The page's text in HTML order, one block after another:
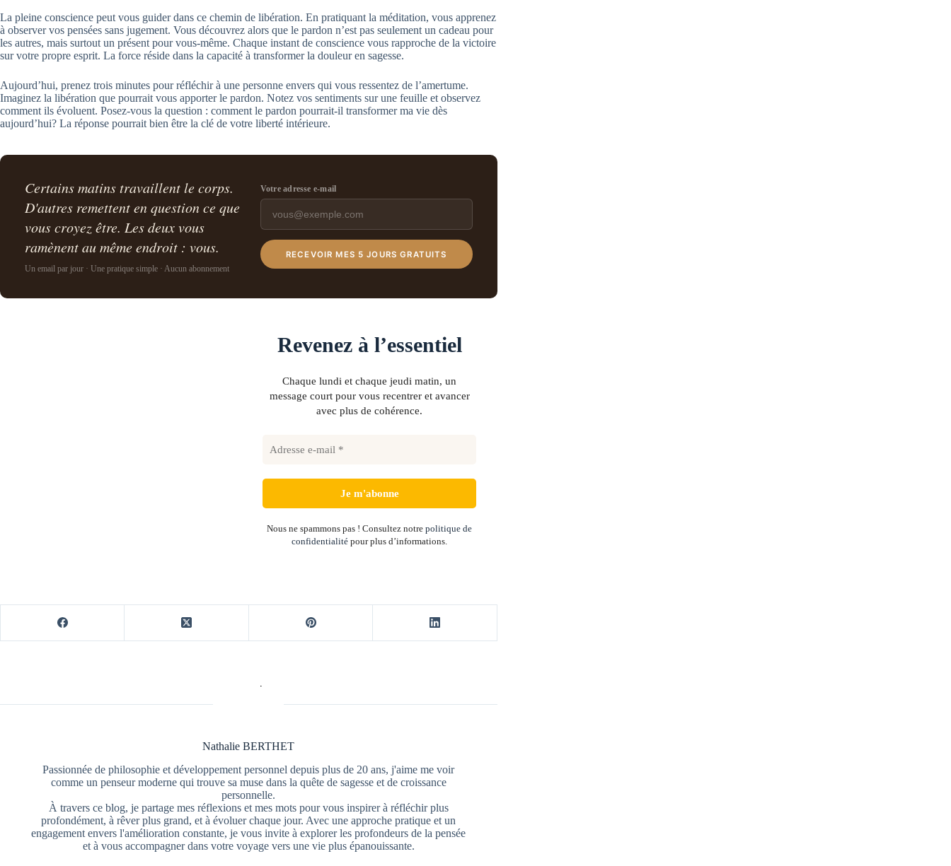
La pleine conscience peut vous guider dans ce chemin de libération. En pratiquant la méditation, vous apprenez
à observer vos pensées sans jugement. Vous découvrez alors que le pardon n’est pas seulement un cadeau pour
les autres, mais surtout un présent pour vous-même. Chaque instant de conscience vous rapproche de la victoire
sur votre propre esprit. La force réside dans la capacité à transformer la douleur en sagesse.
Aujourd’hui, prenez trois minutes pour réfléchir à une personne envers qui vous ressentez de l’amertume.
Imaginez la libération que pourrait vous apporter le pardon. Notez vos sentiments sur une feuille et observez
comment ils évoluent. Posez-vous la question : comment le pardon pourrait-il transformer ma vie dès
aujourd’hui? La réponse pourrait bien être la clé de votre liberté intérieure.
Certains matins travaillent le corps.
D'autres remettent en question ce que
vous croyez être. Les deux vous
ramènent au même endroit : vous.
Un email par jour · Une pratique simple · Aucun abonnement
Votre adresse e-mail
RECEVOIR MES 5 JOURS GRATUITS
Revenez à l’essentiel
Chaque lundi et chaque jeudi matin, un
message court pour vous recentrer et avancer
avec plus de cohérence.
Nous ne spammons pas ! Consultez notrepolitique de
confidentialité pour plus d’informations.
Nathalie BERTHET
Passionnée de philosophie et développement personnel depuis plus de 20 ans, j'aime me voir
comme un penseur moderne qui trouve sa muse dans la quête de sagesse et de croissance
personnelle.
À travers ce blog, je partage mes réflexions et mes mots pour vous inspirer à réfléchir plus
profondément, à rêver plus grand, et à évoluer chaque jour. Avec une approche pratique et un
engagement envers l'amélioration constante, je vous invite à explorer les profondeurs de la pensée
et à vous accompagner dans votre voyage vers une vie plus épanouissante.